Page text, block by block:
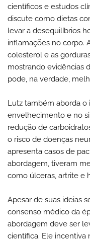
científicos e estudos
discute como dietas
levar a desequilíbrios
inflamações no corpo.
colesterol e as
mostrando evidências
pode, na verdade,
Lutz também aborda
envelhecimento e no
redução de
o risco de doenças
apresenta casos de
abordagem, tiveram
como úlceras, artrite e
Apesar de suas ideias
consenso médico da
abordagem deve ser
científica. Ele incentiva